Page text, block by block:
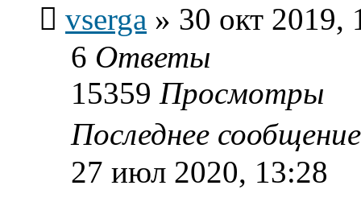
vserga » 30 окт 2019,
6 Ответы
15359 Просмотры
Последнее
27 июл 2020, 13:28